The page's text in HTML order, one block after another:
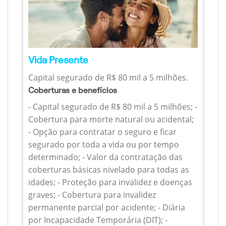
Vida Presente
Capital segurado de R$ 80 mil a 5 milhões.
Coberturas e benefícios
- Capital segurado de R$ 80 mil a 5 milhões; -
Cobertura para morte natural ou acidental;
- Opção para contratar o seguro e ficar
segurado por toda a vida ou por tempo
determinado; - Valor da contratação das
coberturas básicas nivelado para todas as
idades; - Proteção para invalidez e doenças
graves; - Cobertura para invalidez
permanente parcial por acidente; - Diária
por Incapacidade Temporária (DIT); -